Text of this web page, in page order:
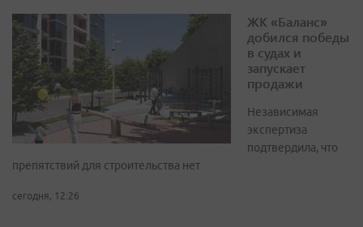
ЖК «Баланс»
добился победы
в судах и
запускает
продажи
Независимая
экспертиза
подтвердила, что
препятствий для строительства нет
сегодня, 12:26